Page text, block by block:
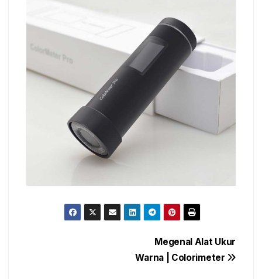
Megenal Alat Ukur
Warna | Colorimeter